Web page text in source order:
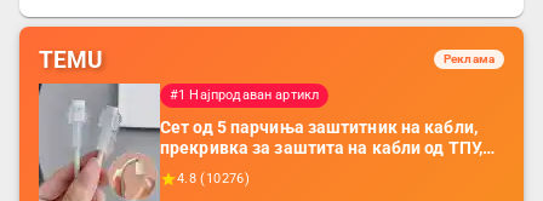
TEMU Реклама
#1 Најпродаван артикл
Сет од 5 парчиња заштитник на кабли,
прекривка за заштита на кабли од ТПУ,
додатоци за заштита на кабли, без
батерија, за мобилни телефони, комплет
4.8 (10276)